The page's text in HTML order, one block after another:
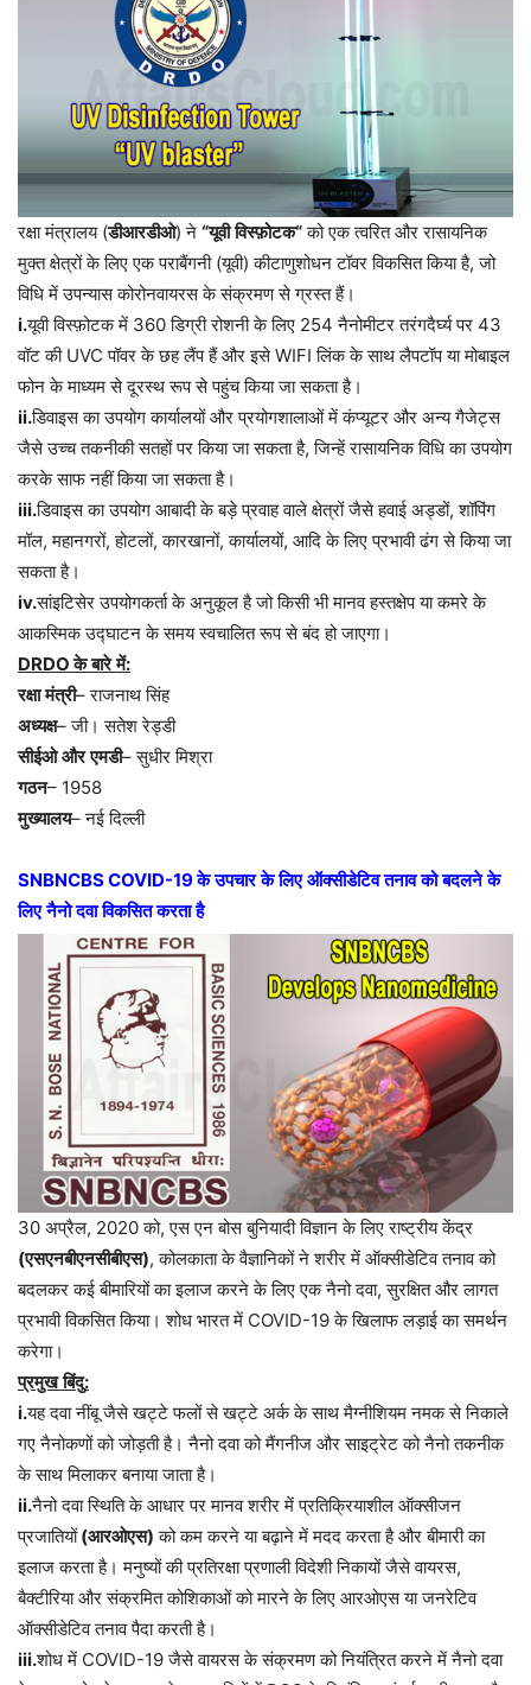
रक्षा मंत्रालय (डीआरडीओ) ने “यूवी विस्फ़ोटक“को एक त्वरित और रासायनिक
मुक्त क्षेत्रों के लिए एक पराबैंगनी (यूवी) कीटाणुशोधन टॉवर विकसित किया है, जो
विधि में उपन्यास कोरोनवायरस के संक्रमण से ग्रस्त हैं।
i.यूवी विस्फ़ोटक में 360डिग्री रोशनी के लिए 254नैनोमीटर तरंगदैर्घ्य पर 43
वॉट कीUVCपॉवर के छह लैंप हैं और इसेWIFIलिंक के साथ लैपटॉप या मोबाइल
फोन के माध्यम से दूरस्थ रूप से पहुंच किया जा सकता है।
ii.डिवाइस का उपयोग कार्यालयों और प्रयोगशालाओं में कंप्यूटर और अन्य गैजेट्स
जैसे उच्च तकनीकी सतहों पर किया जा सकता है,जिन्हें रासायनिक विधि का उपयोग
करके साफ नहीं किया जा सकता है।
iii.डिवाइस का उपयोग आबादी के बड़े प्रवाह वाले क्षेत्रों जैसे हवाई अड्डों,शॉपिंग
मॉल,महानगरों,होटलों,कारखानों,कार्यालयों, आदि के लिए प्रभावी ढंग से किया जा
सकता है।
iv.सांइटिसेर उपयोगकर्ता के अनुकूल है जो किसी भी मानव हस्तक्षेप या कमरे के
आकस्मिक उद्घाटन के समय स्वचालित रूप से बंद हो जाएगा।
DRDOके बारे में:
रक्षा मंत्री–राजनाथ सिंह
अध्यक्ष–जी। सतेश रेड्डी
सीईओ और एमडी–सुधीर मिश्रा
गठन– 1958
मुख्यालय–नई दिल्ली
SNBNCBS COVID-19के उपचार के लिए ऑक्सीडेटिव तनाव को बदलने के
लिए नैनो दवा विकसित करता है
30 अप्रैल, 2020 को, एस एन बोस बुनियादी विज्ञान के लिए राष्ट्रीय केंद्र
(एसएनबीएनसीबीएस), कोलकाता के वैज्ञानिकों ने शरीर में ऑक्सीडेटिव तनाव को
बदलकर कई बीमारियों का इलाज करने के लिए एक नैनो दवा, सुरक्षित और लागत
प्रभावी विकसित किया। शोध भारत में COVID-19 के खिलाफ लड़ाई का समर्थन
करेगा।
प्रमुख बिंदु:
i.यह दवा नींबू जैसे खट्टे फलों से खट्टे अर्क के साथ मैग्नीशियम नमक से निकाले
गए नैनोकणों को जोड़ती है। नैनो दवा को मैंगनीज और साइट्रेट को नैनो तकनीक
के साथ मिलाकर बनाया जाता है।
ii.नैनो दवा स्थिति के आधार पर मानव शरीर में प्रतिक्रियाशील ऑक्सीजन
प्रजातियों(आरओएस) को कम करने या बढ़ाने में मदद करता है और बीमारी का
इलाज करता है। मनुष्यों की प्रतिरक्षा प्रणाली विदेशी निकायों जैसे वायरस,
बैक्टीरिया और संक्रमित कोशिकाओं को मारने के लिए आरओएस या जनरेटिव
ऑक्सीडेटिव तनाव पैदा करती है।
iii.शोध में COVID-19जैसे वायरस के संक्रमण को नियंत्रित करने में नैनो दवा